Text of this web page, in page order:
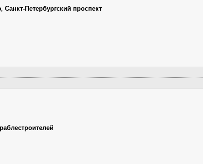
, Санкт-Петербургский проспект